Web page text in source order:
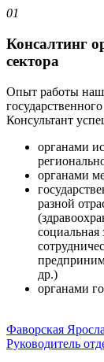
01
Консалтинг
сектора
Опыт работы
Консультант
органами
органами
разной
социальная
др.)
органами
Фаворская
Руководитель